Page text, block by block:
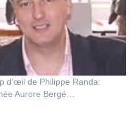
d’œil de Philippe Randa:
Aurore Bergé…